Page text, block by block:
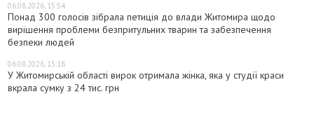
06.08.2026, 15:54
Понад 300 голосів зібрала петиція до влади Житомира щодо
вирішення проблеми безпритульних тварин та забезпечення
безпеки людей
06.08.2026, 15:18
У Житомирській області вирок отримала жінка, яка у студії краси
вкрала сумку з 24 тис. грн